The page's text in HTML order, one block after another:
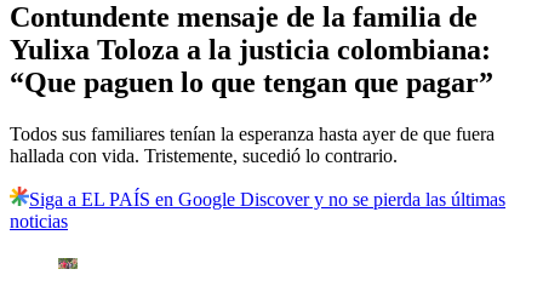
Contundente mensaje de la familia de
Yulixa Toloza a la justicia colombiana:
“Que paguen lo que tengan que pagar”
Todos sus familiares tenían la esperanza hasta ayer de que fuera
hallada con vida. Tristemente, sucedió lo contrario.
Siga a EL PAÍS en Google Discover y no se pierda las últimas
noticias